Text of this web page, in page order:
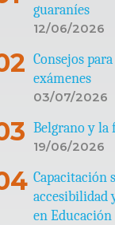
guaraníes
12/06/2026
Consejos
exámenes
03/07/2026
Belgrano y la
19/06/2026
Capacitación
accesibilidad
en Educación